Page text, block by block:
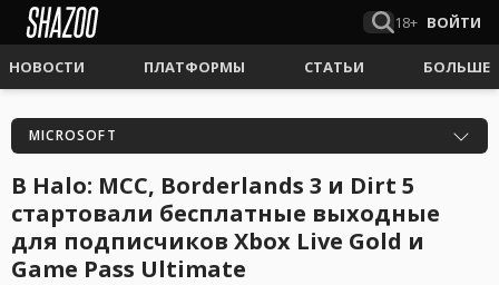
18+ ВОЙТИ
НОВОСТИ ПЛАТФОРМЫ СТАТЬИ БОЛЬШЕ
MICROSOFT
В Halo: MCC, Borderlands 3 и Dirt 5
стартовали бесплатные выходные
для подписчиков Xbox Live Gold и
Game Pass Ultimate